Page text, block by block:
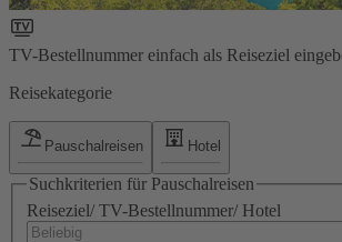
TV-Bestellnummer einfach als Reiseziel
Reisekategorie
Pauschalreisen Hotel
Suchkriterien für Pauschalreisen
Reiseziel/ TV-Bestellnummer/ Hotel